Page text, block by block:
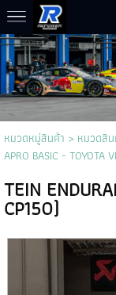
หมวดหมู่สินค้า > หมวดสิ
APRO BASIC - TOYOTA
TEIN
CP150)